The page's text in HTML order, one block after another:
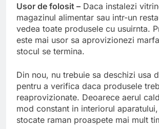
Usor de folosit – Daca instalezi
magazinul alimentar sau intr-un
vedea toate produsele cu usuirnta.
este mai usor sa aprovizionezi
stocul se termina.
Din nou, nu trebuie sa deschizi usa
pentru a verifica daca produsele
reaprovizionate. Deoarece aerul
mod constant in interiorul
stocate raman proaspete mai mult